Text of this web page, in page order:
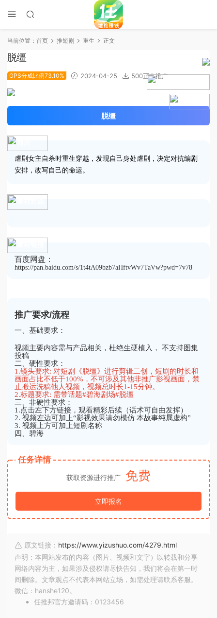
当前位置： 首页 推短剧 重生 正文
脱缰
GPS分成比例73.10% 2024-04-25 500正在推广
2024-04-18上线
脱缰
虐剧女主自杀时重生穿越，发现自己身处虐剧，决定对抗编剧
安排，改写自己的命运。
百度网盘：
https://pan.baidu.com/s/1t4tA09bzb7aHftvWv7TaVw?pwd=7v78
推广要求/流程
一、基础要求：
视频主要内容需与产品相关，杜绝生硬植入， 不支持图集
投稿
二、硬性要求：
1.镜头要求: 对短剧《脱缰》进行剪辑二创，短剧的时长和
画面占比不低于100%，不可涉及其他非推广影视画面，禁
止搬运洗稿他人视频，视频总时长1-15分钟。
2.标题要求: 需带话题#碧海剧场#脱缰
三、非硬性要求：
1.点击左下方链接，观看精彩后续（话术可自由发挥）
2. 视频左边可加上“影视效果请勿模仿 本故事纯属虚构”
3. 视频上方可加上短剧名称
四、碧海
任务详情
获取资源进行推广 免费
立即报名
原文链接： https://www.yizushuo.com/4279.html
声明：本网站发布的内容（图片、视频和文字）以转载和分享
网络内容为主，如果涉及侵权请尽快告知，我们将会在第一时
间删除。文章观点不代表本网站立场，如需处理请联系客服。
微信：hanshe120。
任推邦官方邀请码：0123456